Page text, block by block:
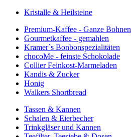
Kristalle & Heilsteine
Premium-Kaffee - Ganze Bohnen
Gourmetkaffee - gemahlen
Kramer´s Bonbonspezialitäten
chocoMe - feinste Schokolade
Collier Feinkost-Marmeladen
Kandis & Zucker
Honig
Walkers Shortbread
Tassen & Kannen
Schalen & Eierbecher
Trinkgläser und Kannen